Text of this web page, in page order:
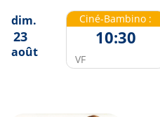
dim.
23
août
Ciné-Bambino :
10:30
VF